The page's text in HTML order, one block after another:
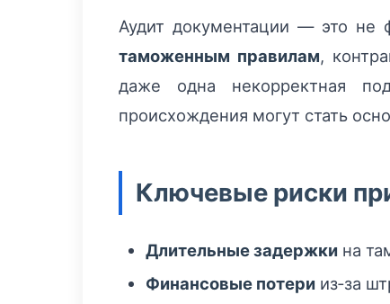
Аудит документации — это не
таможенным правилам,
даже одна некорректная
происхождения могут стать
Ключевые риски
Длительные задержки на
Финансовые потери из‑за